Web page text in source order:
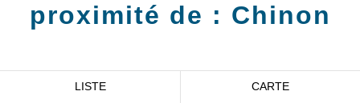
proximité de : Chinon
LISTE CARTE